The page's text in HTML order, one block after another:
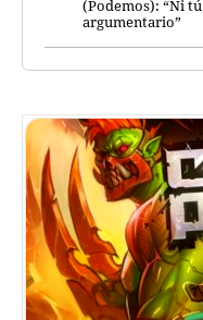
(Podemos): “Ni
argumentario”